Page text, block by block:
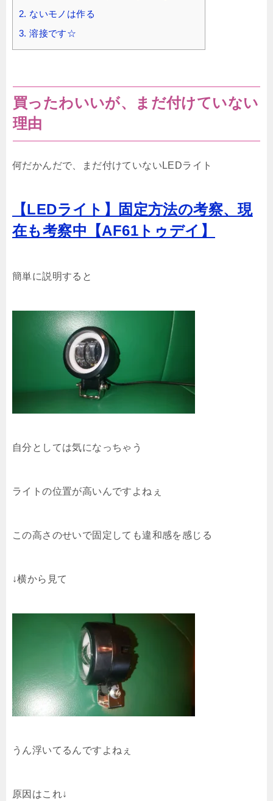
2. ないモノは作る
3. 溶接です☆
買ったわいいが、まだ付けていない
理由
何だかんだで、まだ付けていないLEDライト
【LEDライト】固定方法の考察、現
在も考察中【AF61トゥデイ】
簡単に説明すると
自分としては気になっちゃう
ライトの位置が高いんですよねぇ
この高さのせいで固定しても違和感を感じる
↓横から見て
うん浮いてるんですよねぇ
原因はこれ↓